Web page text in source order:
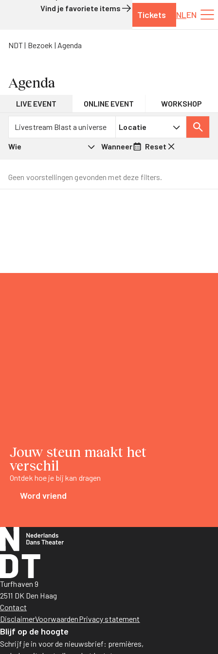
Tickets NLEN
Vind je favoriete items
NDT Bezoek Agenda
Agenda
LIVE EVENT ONLINE EVENT
WORKSHOP
Locatie
Wie Wanneer Reset
Geen voorstellingen gevonden met deze filters.
Jouw steun maakt het
verschil
Ontdek hoe je bij kan dragen
Word vriend
Turfhaven 9
2511 DK Den Haag
Contact
DisclaimerVoorwaardenPrivacy statement
Blijf op de hoogte
Schrijf je in voor de nieuwsbrief: premières,